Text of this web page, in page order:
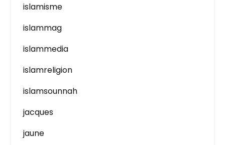
islamisme
islammag
islammedia
islamreligion
islamsounnah
jacques
jaune